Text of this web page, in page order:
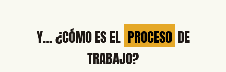
Y… ¿CÓMO ES EL PROCESO DE
TRABAJO?